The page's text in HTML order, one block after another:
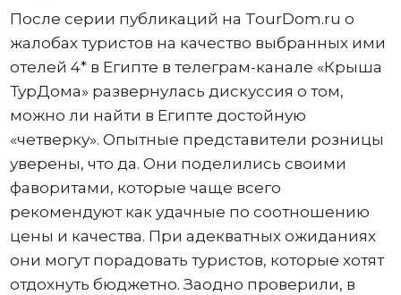
После серии публикаций на TourDom.ru о
жалобах туристов на качество выбранных ими
отелей 4* в Египте в телеграм-канале «Крыша
ТурДома» развернулась дискуссия о том,
можно ли найти в Египте достойную
«четверку». Опытные представители розницы
уверены, что да. Они поделились своими
фаворитами, которые чаще всего
рекомендуют как удачные по соотношению
цены и качества. При адекватных ожиданиях
они могут порадовать туристов, которые хотят
отдохнуть бюджетно. Заодно проверили, в